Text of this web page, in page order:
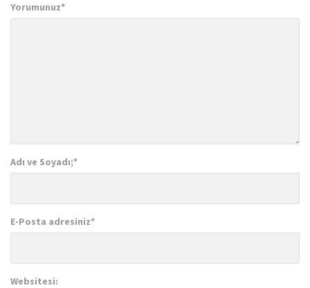
Yorumunuz*
Adı ve Soyadı;*
E-Posta adresiniz*
Websitesi: